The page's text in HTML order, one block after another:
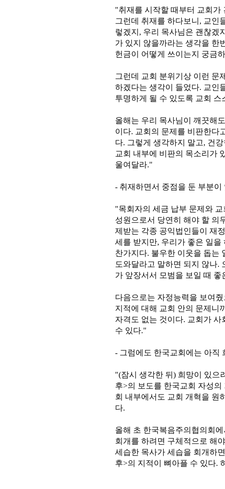
"취재를 시작할 때부터 교회가
그런데 취재를 하다보니, 교인
렇겠지, 우리 목사님은 괜찮겠
가 있지 않을까라는 생각을 한
헌금이 어떻게 쓰이는지 궁금
그런데 교회 분위기상 이런 문
하겠다는 생각이 들었다. 교인
투명하게 될 수 있도록 교회
올해는 우리 목사님이 깨끗해
이다. 교회의 문제를 비판한다
다. 그렇게 생각하지 말고, 건
교회 내부에 비판의 목소리가
울여달라."
- 취재하면서 중점을 둔 부분이
"목회자의 세금 납부 문제와
성원으로서 당연히 해야 할 의
제받는 각종 공익법인들이 재
세를 받지만, 우리가 좋은 일
찬가지다. 불우한 이웃을 돕는
도와달라고 말하면 되지 않나.
가 앞장서서 모범을 보일 때 좋
다음으로는 자정능력을 보여
지적에 대해 교회 안의 문제니
자격도 없는 것이다. 교회가
수 있다."
- 그럼에도 한국교회에는 아직
"(잠시 생각한 뒤) 희망이 있으
후>의 보도를 한국교회 자성
회 내부에서도 교회 개혁을 원
다.
올해 초 한국복음주의협의회
회개를 하려면 구체적으로 해
세습한 목사가 세습을 회개하
후>의 지적이 뼈아플 수 있다.